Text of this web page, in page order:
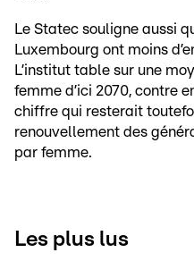
Le Statec souligne aussi
Luxembourg ont moins
L’institut table sur une
femme d’ici 2070, contre
chiffre qui resterait
renouvellement des
par femme.
Les plus lus